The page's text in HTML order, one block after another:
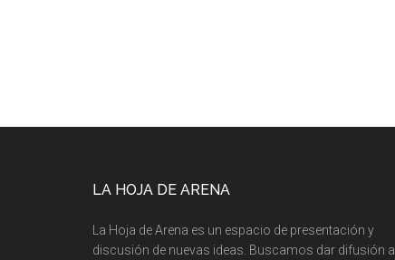
LA HOJA DE ARENA
La Hoja de Arena es un espacio de presentación y
discusión de nuevas ideas. Buscamos dar difusión a